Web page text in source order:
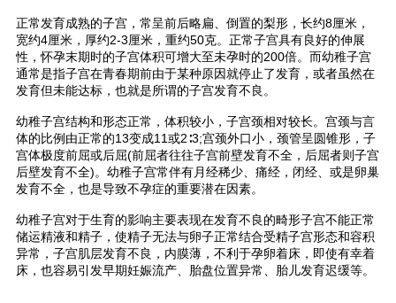
正常发育成熟的子宫，常呈前后略扁、倒置的梨形，长约8厘米，
宽约4厘米，厚约2-3厘米，重约50克。正常子宫具有良好的伸展
性，怀孕末期时的子宫体积可增大至未孕时的200倍。而幼稚子宫
通常是指子宫在青春期前由于某种原因就停止了发育，或者虽然在
发育但未能达标，也就是所谓的子宫发育不良。
幼稚子宫结构和形态正常，体积较小，子宫颈相对较长。宫颈与言
体的比例由正常的13变成11或2∶3;宫颈外口小，颈管呈圆锥形，子
宫体极度前屈或后屈(前屈者往往子宫前壁发育不全，后屈者则子宫
后壁发育不全)。幼稚子宫常伴有月经稀少、痛经，闭经、或是卵巢
发育不全，也是导致不孕症的重要潜在因素。
幼稚子宫对于生育的影响主要表现在发育不良的畸形子宫不能正常
储运精液和精子，使精子无法与卵子正常结合受精子宫形态和容积
异常，子宫肌层发育不良，内膜薄，不利于孕卵着床，即使有幸着
床，也容易引发早期妊娠流产、胎盘位置异常、胎儿发育迟缓等。